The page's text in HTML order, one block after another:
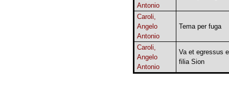
Antonio
Caroli,
Angelo
Antonio
Tema per fuga
Caroli,
Angelo
Antonio
Va et egressus
filia Sion